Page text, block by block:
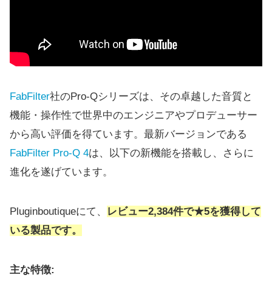
FabFilter社のPro-Qシリーズは、その卓越した音質と
機能・操作性で世界中のエンジニアやプロデューサー
から高い評価を得ています。最新バージョンである
FabFilter Pro-Q 4は、以下の新機能を搭載し、さらに
進化を遂げています。
Pluginboutiqueにて、
レビュー2,384件で★5を獲得して
いる製品です。
主な特徴: